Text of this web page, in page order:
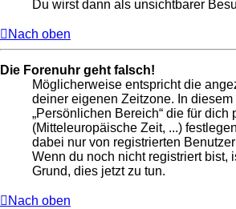
Du wirst dann als unsichtbarer
Nach oben
Die Forenuhr geht falsch!
Möglicherweise entspricht die
deiner eigenen Zeitzone. In
„Persönlichen Bereich“ die für dich
(Mitteleuropäische Zeit, ...)
dabei nur von registrierten
Wenn du noch nicht registriert bist,
Grund, dies jetzt zu tun.
Nach oben